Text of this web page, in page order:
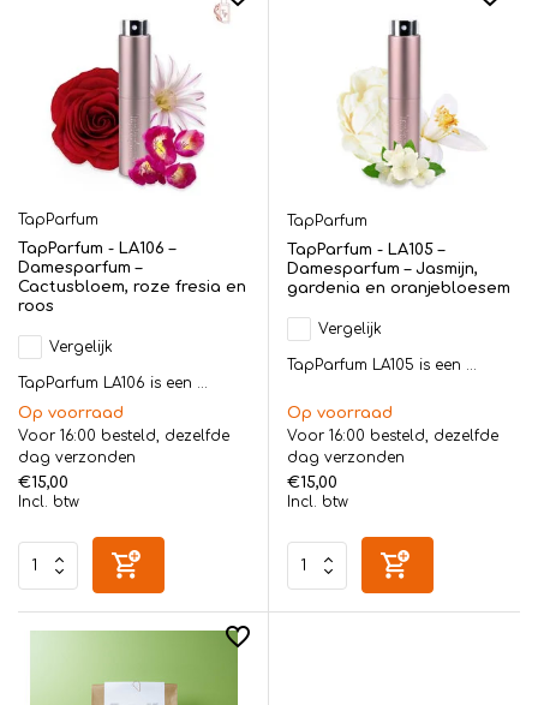
TapParfum
TapParfum - LA106 –
Damesparfum –
Cactusbloem, roze fresia en
roos
Vergelijk
TapParfum LA106 is een ...
Op voorraad
Voor 16:00 besteld, dezelfde
dag verzonden
€15,00
Incl. btw
TapParfum
TapParfum - LA105 –
Damesparfum – Jasmijn,
gardenia en oranjebloesem
Vergelijk
TapParfum LA105 is een ...
Op voorraad
Voor 16:00 besteld, dezelfde
dag verzonden
€15,00
Incl. btw